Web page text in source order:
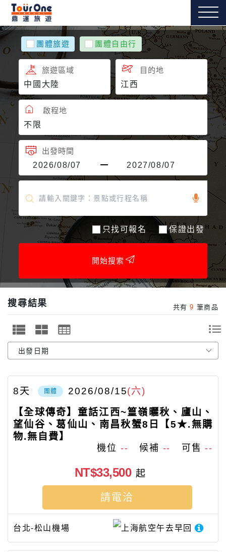
團體旅遊 團體自由行
旅遊區域 目的地
啟程地
出發時間
只找可報名 保證出發
開始搜索
搜尋結果 共有9 筆商品
團體 2026/08/15(六)
8天
【全球傳奇】童話江西~篁嶺曬秋、廬山、
望仙谷、葛仙山、南昌秋蟹8日【5★.無購
物.無自費】
機位 -- 候補 -- 可售--
台北-松山機場 上海航空午去早回
NT$33,500 起
請電洽